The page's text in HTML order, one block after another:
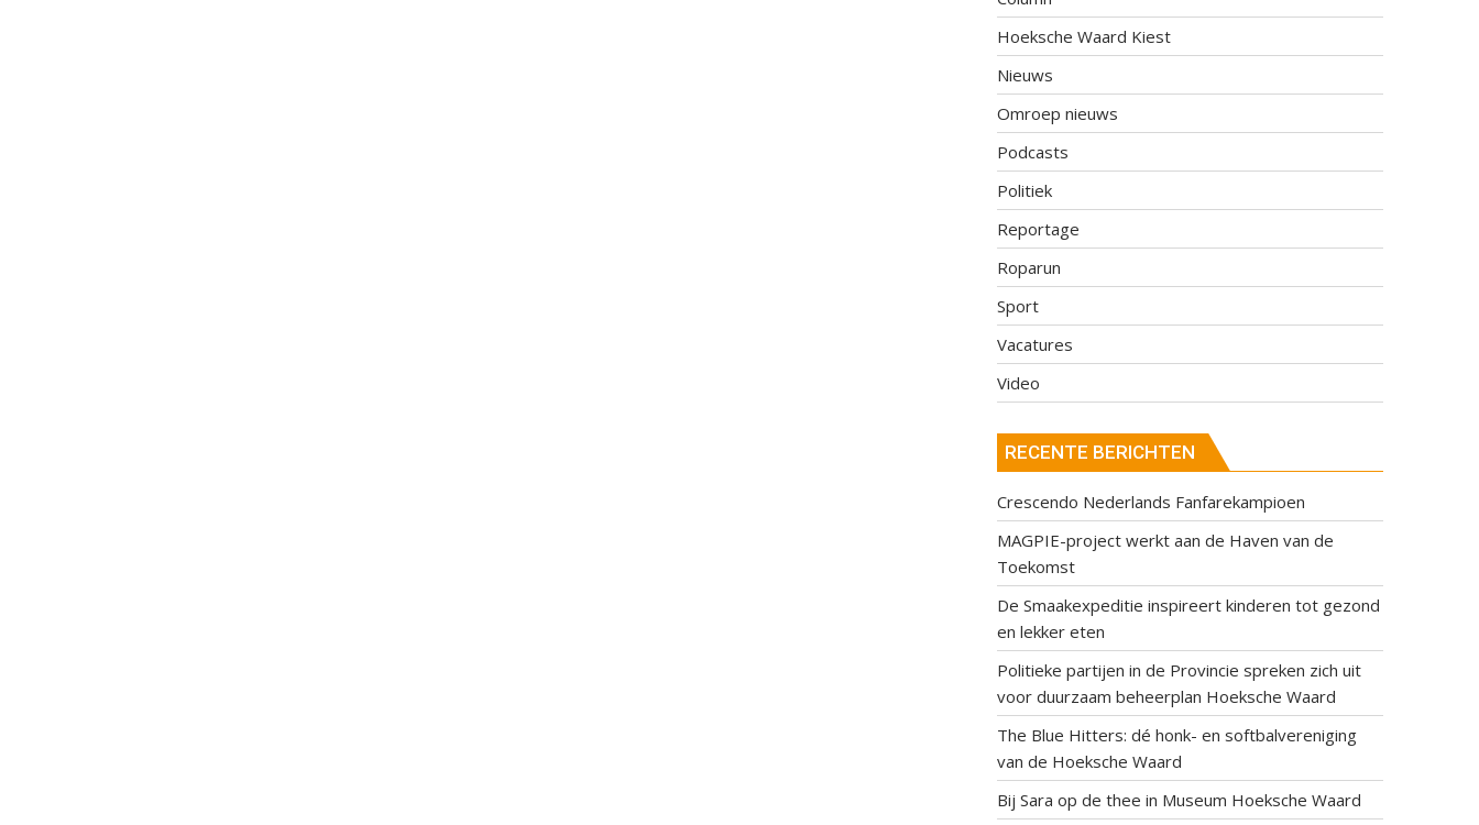
Hoeksche Waard Kiest
Nieuws
Omroep nieuws
Podcasts
Politiek
Reportage
Roparun
Sport
Vacatures
Video
RECENTE BERICHTEN
Crescendo Nederlands Fanfarekampioen
MAGPIE-project werkt aan de Haven van de
Toekomst
De Smaakexpeditie inspireert kinderen tot gezond
en lekker eten
Politieke partijen in de Provincie spreken zich uit
voor duurzaam beheerplan Hoeksche Waard
The Blue Hitters: dé honk- en softbalvereniging
van de Hoeksche Waard
Bij Sara op de thee in Museum Hoeksche Waard